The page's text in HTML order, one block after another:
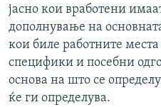
јасно кои вработени
дополнување на
кои биле работните места
специфики и посебни
основа на што се
ќе ги определува.